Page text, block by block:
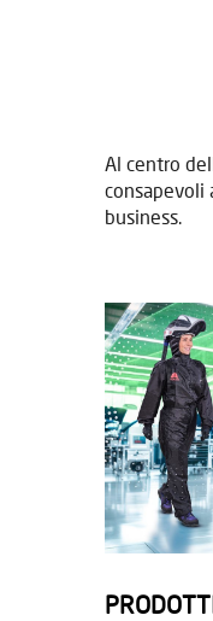
Al centro
consapevoli
business.